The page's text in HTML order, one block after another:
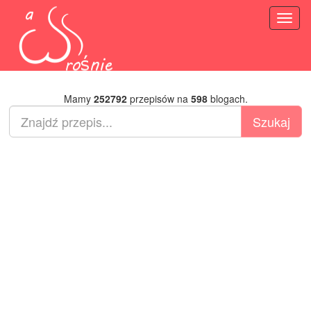
Mamy 252792przepisów na 598blogach.